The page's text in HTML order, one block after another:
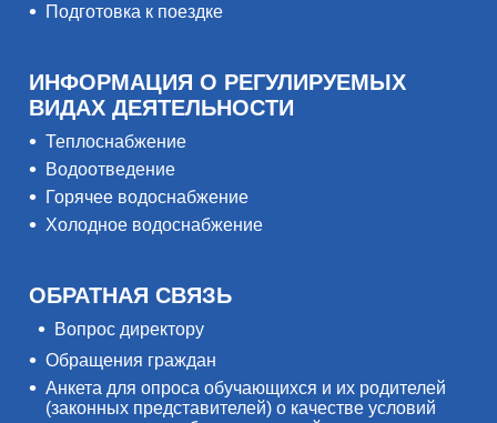
Подготовка к поездке
ИНФОРМАЦИЯ О РЕГУЛИРУЕМЫХ
ВИДАХ ДЕЯТЕЛЬНОСТИ
Теплоснабжение
Водоотведение
Горячее водоснабжение
Холодное водоснабжение
ОБРАТНАЯ СВЯЗЬ
Вопрос директору
Обращения граждан
Анкета для опроса обучающихся и их родителей
(законных представителей) о качестве условий